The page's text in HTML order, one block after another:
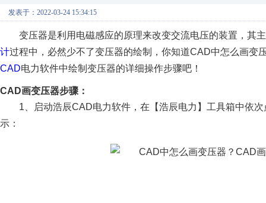
发表于：2022-03-24 15:34:15
变压器是利用电磁感应的原理来改变交流电压的装置，其
计过程中，必然少不了变压器的绘制，你知道CAD中怎么画变
CAD电力软件中绘制变压器的详细操作步骤吧！
CAD画变压器步骤：
1、启动浩辰CAD电力软件，在【浩辰电力】工具箱中依
示：